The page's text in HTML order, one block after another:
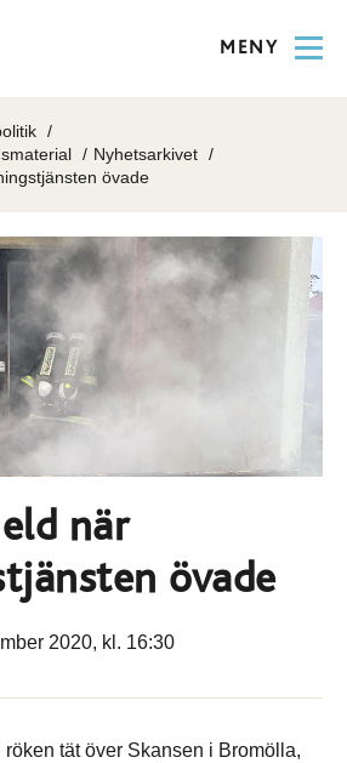
MENY
Nyhetsarkivet
övade
när
övade
2020, kl. 16:30
tät över Skansen i Bromölla,